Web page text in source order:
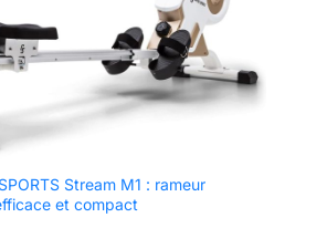
Stream M1 : rameur
et compact